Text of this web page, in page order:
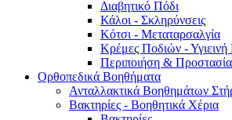
Διαβητικό Πόδι
Κάλοι - Σκληρύνσεις
Κότσι - Μεταταρσαλγία
Κρέμες Ποδιών -
Περιποιήση & Προστασία
Ορθοπεδικά Βοηθήματα
Ανταλλακτικά Βοηθημάτων
Βακτηρίες - Βοηθητικά Χέρια